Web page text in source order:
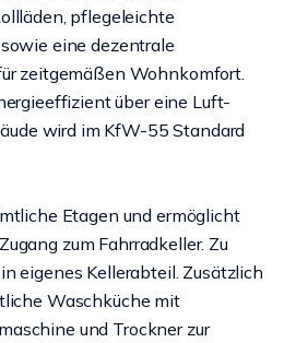
pflegeleichte
eine dezentrale
zeitgemäßen Wohnkomfort.
über eine Luft-
wird im KfW-55 Standard
Etagen und ermöglicht
zum Fahrradkeller. Zu
eigenes Kellerabteil. Zusätzlich
Waschküche mit
und Trockner zur